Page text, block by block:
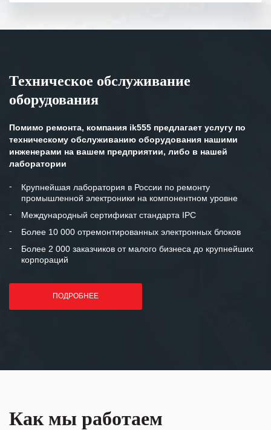
Особенно хочется отметить высокую
клиентоориентированность
готовность помочь в самых сложных
Мы высоко ценим сложившиеся
и доверительные партнерские
отношения и искренне желаем
«Инженерной компании «555» долгих
лет успеха и процветания.
Техническое обслуживание
оборудования
Помимо ремонта, компания ik555 предлагает услугу по
техническому обслуживанию оборудования нашими
инженерами на вашем предприятии, либо в нашей
лаборатории
Крупнейшая лаборатория в России по ремонту
промышленной электроники на компонентном уровне
Международный сертификат стандарта IPC
Более 10 000 отремонтированных электронных блоков
Более 2 000 заказчиков от малого бизнеса до крупнейших
корпораций
ПОДРОБНЕЕ
Как мы работаем